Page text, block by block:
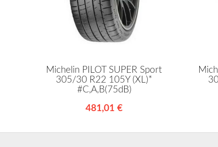
Michelin PILOT SUPER Sport
305/30 R22 105Y (XL)*
#C,A,B(75dB)
481,01 €